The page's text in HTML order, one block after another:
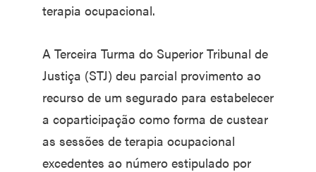
terapia ocupacional.
A Terceira Turma do Superior Tribunal de
Justiça (STJ) deu parcial provimento ao
recurso de um segurado para estabelecer
a coparticipação como forma de custear
as sessões de terapia ocupacional
excedentes ao número estipulado por